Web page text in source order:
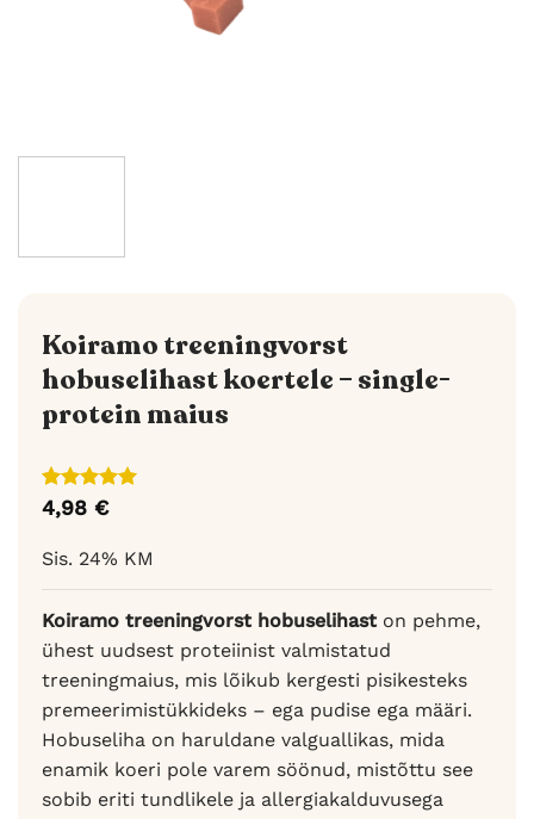
Koiramo treeningvorst
hobuselihast koertele – single-
protein maius
Hinnatud
/5
1
põhjal
4,98 €
Sis. 24% KM
Koiramo treeningvorst hobuselihast on pehme,
ühest uudsest proteiinist valmistatud
treeningmaius, mis lõikub kergesti pisikesteks
premeerimistükkideks – ega pudise ega määri.
Hobuseliha on haruldane valguallikas, mida
enamik koeri pole varem söönud, mistõttu see
sobib eriti tundlikele ja allergiakalduvusega